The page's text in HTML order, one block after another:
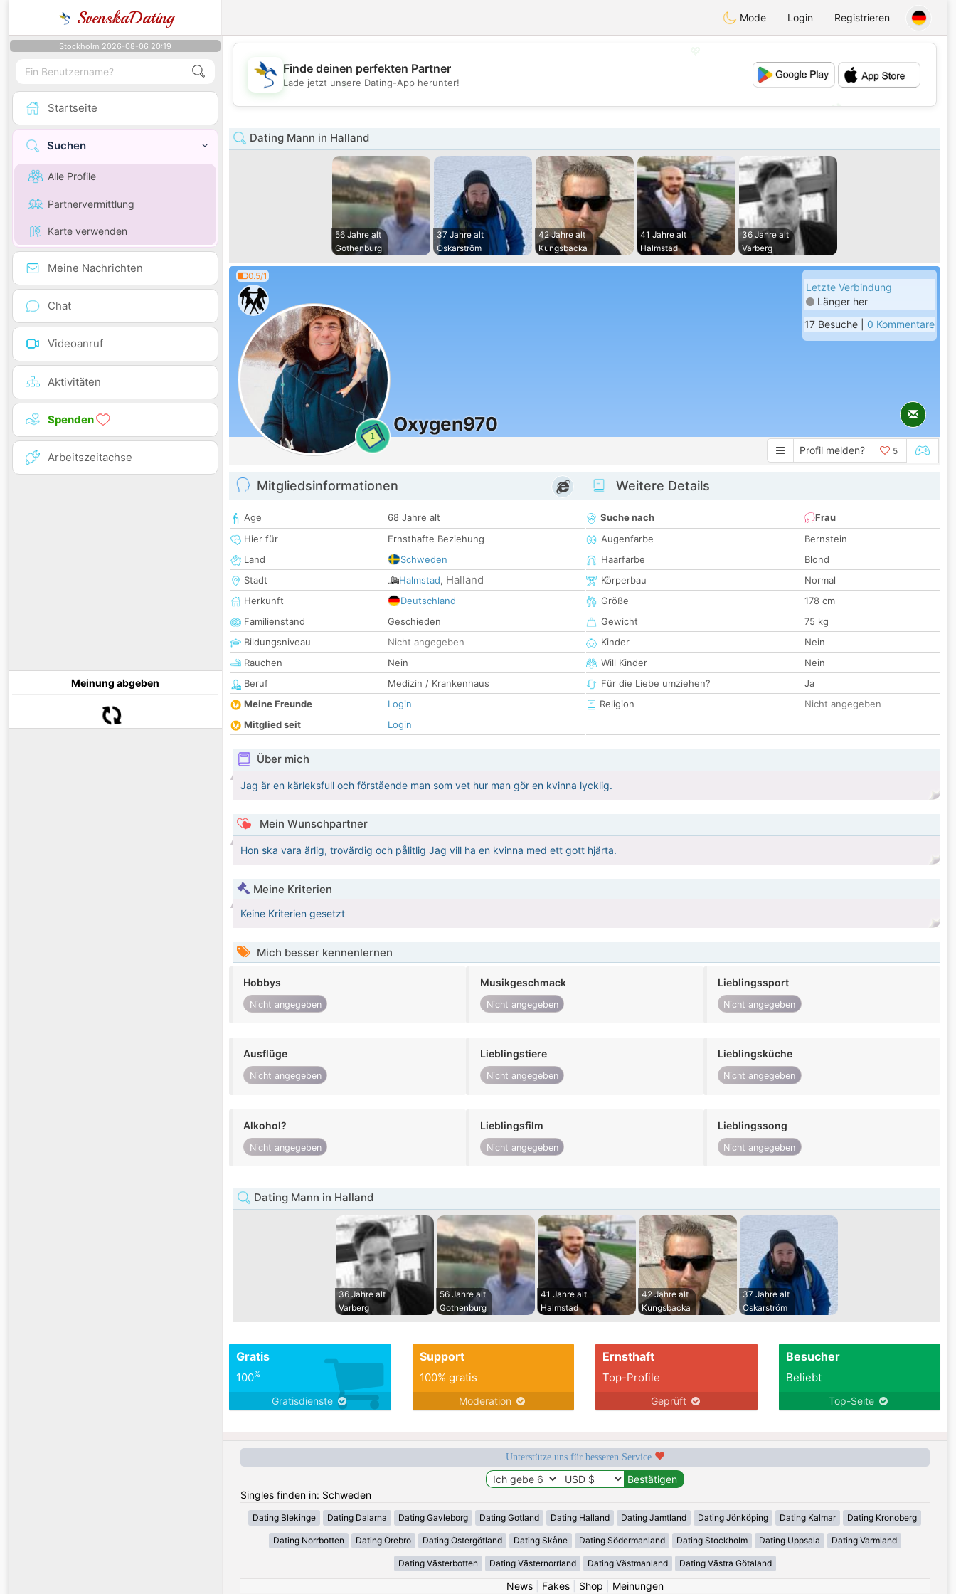
SvenskaDating Mode Login Registrieren
Stockholm 2026-08-06 20:19
Startseite
Suchen
Alle Profile
Partnervermittlung
Karte verwenden
Meine Nachrichten
Chat
Videoanruf
Aktivitäten
Spenden
Arbeitszeitachse
Meinung abgeben
💖
💕
Finde deinen perfekten Partner
Lade jetzt unsere Dating-App herunter!
Dating Mann in Halland
56 Jahre alt
Gothenburg
37 Jahre alt
Oskarström
42 Jahre alt
Kungsbacka
41 Jahre alt
Halmstad
36 Jahre alt
Varberg
0.5/1
1
Oxygen970
Letzte Verbindung
Länger her
17 Besuche | 0 Kommentare
Profil melden? 5
Mitgliedsinformationen
Age
68 Jahre alt
Hier für
Ernsthafte Beziehung
Land
Schweden
Stadt
Halmstad, Halland
Herkunft
Deutschland
Familienstand
Geschieden
Bildungsniveau
Nicht angegeben
Rauchen
Nein
Beruf
Medizin / Krankenhaus
Meine Freunde
Login
Mitglied seit
Login
Weitere Details
Suche nach
Frau
Augenfarbe
Bernstein
Haarfarbe
Blond
Körperbau
Normal
Größe
178 cm
Gewicht
75 kg
Kinder
Nein
Will Kinder
Nein
Für die Liebe umziehen?
Ja
Religion
Nicht angegeben
Über mich
Jag är en kärleksfull och förstående man som vet hur man gör en kvinna lycklig.
Mein Wunschpartner
Hon ska vara ärlig, trovärdig och pålitlig Jag vill ha en kvinna med ett gott hjärta.
Meine Kriterien
Keine Kriterien gesetzt
Mich besser kennenlernen
Hobbys
Nicht angegeben
Musikgeschmack
Nicht angegeben
Lieblingssport
Nicht angegeben
Ausflüge
Nicht angegeben
Lieblingstiere
Nicht angegeben
Lieblingsküche
Nicht angegeben
Alkohol?
Nicht angegeben
Lieblingsfilm
Nicht angegeben
Lieblingssong
Nicht angegeben
Dating Mann in Halland
36 Jahre alt
Varberg
56 Jahre alt
Gothenburg
41 Jahre alt
Halmstad
42 Jahre alt
Kungsbacka
37 Jahre alt
Oskarström
Gratis
100%
Gratisdienste
Support
100% gratis
Moderation
Ernsthaft
Top-Profile
Geprüft
Besucher
Beliebt
Top-Seite
Unterstütze uns für besseren Service
Singles finden in: Schweden
Dating Blekinge Dating Dalarna Dating Gavleborg Dating Gotland Dating Halland Dating Jamtland Dating Jönköping Dating Kalmar Dating Kronoberg
Dating Norrbotten Dating Örebro Dating Östergötland Dating Skåne Dating Södermanland Dating Stockholm Dating Uppsala Dating Varmland
Dating Västerbotten Dating Västernorrland Dating Västmanland Dating Västra Götaland
News| Fakes| Shop Meinungen